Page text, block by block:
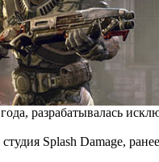
разрабатывалась
студия Splash Damage,